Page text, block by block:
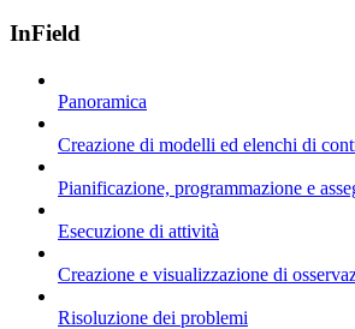
InField
Panoramica
Creazione di modelli ed elenchi di
Pianificazione, programmazione e
Esecuzione di attività
Creazione e visualizzazione di
Risoluzione dei problemi